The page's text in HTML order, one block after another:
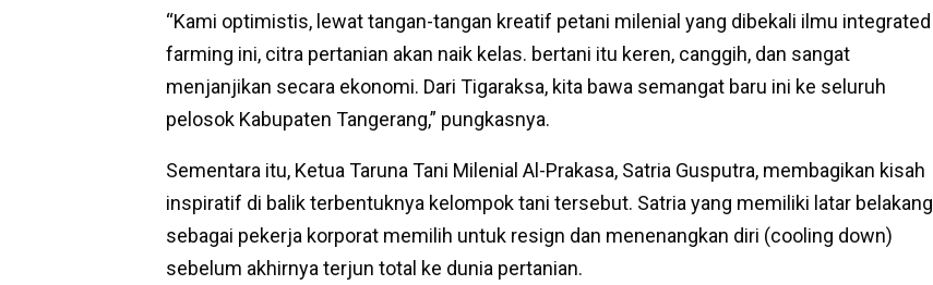
“Kami optimistis, lewat tangan-tangan kreatif petani milenial yang dibekali ilmu integrated
farming ini, citra pertanian akan naik kelas. bertani itu keren, canggih, dan sangat
menjanjikan secara ekonomi. Dari Tigaraksa, kita bawa semangat baru ini ke seluruh
pelosok Kabupaten Tangerang,” pungkasnya.
Sementara itu, Ketua Taruna Tani Milenial Al-Prakasa, Satria Gusputra, membagikan kisah
inspiratif di balik terbentuknya kelompok tani tersebut. Satria yang memiliki latar belakang
sebagai pekerja korporat memilih untuk resign dan menenangkan diri (cooling down)
sebelum akhirnya terjun total ke dunia pertanian.